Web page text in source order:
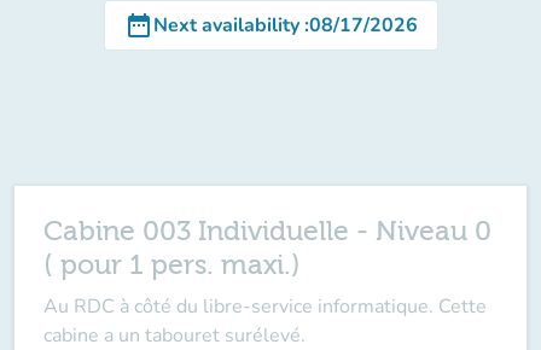
date_rangeNext availability:08/17/2026
Cabine 003 Individuelle - Niveau 0
( pour 1 pers. maxi.)
Au RDC à côté du libre-service informatique. Cette
cabine a un tabouret surélevé.